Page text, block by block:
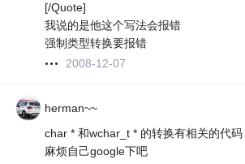
[/Quote]
我说的是他这个写法会报错
强制类型转换要报错
2008-12-07
herman~~
char * 和wchar_t * 的转换有相关的代码
麻烦自己google下吧